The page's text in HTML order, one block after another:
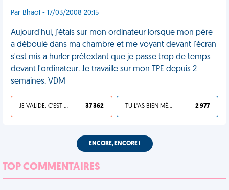
Par Bhaol - 17/03/2008 20:15
Aujourd'hui, j'étais sur mon ordinateur lorsque mon père
a déboulé dans ma chambre et me voyant devant l'écran
s'est mis a hurler prétextant que je passe trop de temps
devant l'ordinateur. Je travaille sur mon TPE depuis 2
semaines. VDM
JE VALIDE, C'EST UNE VDM 37 362 TU L'AS BIEN MÉRITÉ 2 977
ENCORE, ENCORE !
TOP COMMENTAIRES